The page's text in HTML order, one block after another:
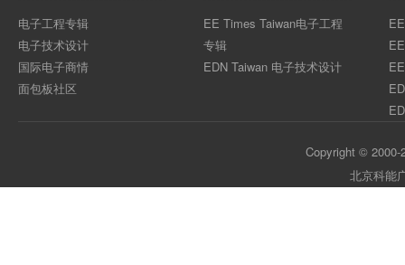
电子工程专辑
电子技术设计
国际电子商情
面包板社区
EE Times Taiwan电子工程
专辑
EDN Taiwan 电子技术设计
Copyright © 2000-
北京科能